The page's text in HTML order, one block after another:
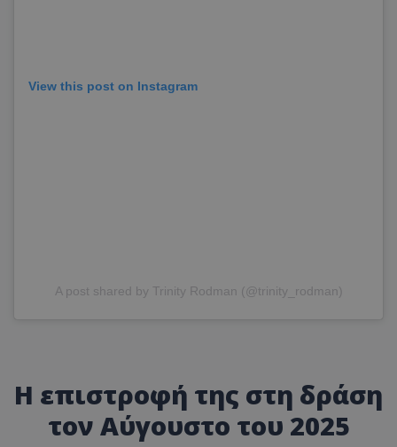
View this post on Instagram
A post shared by Trinity Rodman (@trinity_rodman)
Η επιστροφή της στη δράση
τον Αύγουστο του 2025